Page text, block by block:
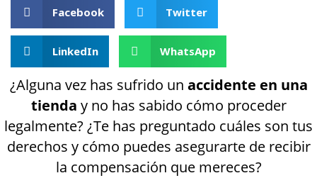
Facebook Twitter
LinkedIn WhatsApp
¿Alguna vez has sufrido un accidente en una
tienda y no has sabido cómo proceder
legalmente? ¿Te has preguntado cuáles son tus
derechos y cómo puedes asegurarte de recibir
la compensación que mereces?